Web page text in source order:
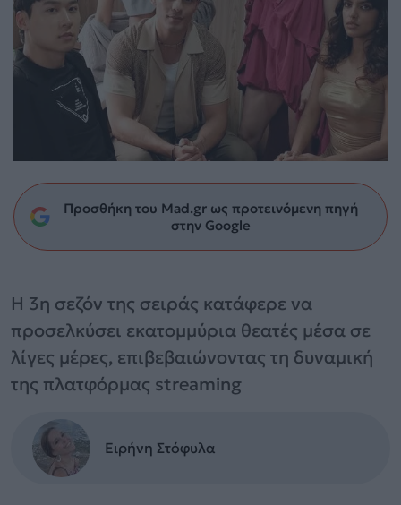
Προσθήκη του Mad.gr ως προτεινόμενη πηγή
στην Google
Η 3η σεζόν της σειράς κατάφερε να
προσελκύσει εκατομμύρια θεατές μέσα σε
λίγες μέρες, επιβεβαιώνοντας τη δυναμική
της πλατφόρμας streaming
Ειρήνη Στόφυλα